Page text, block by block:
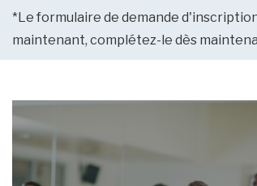
*Le formulaire de demande
maintenant, complétez-le dès